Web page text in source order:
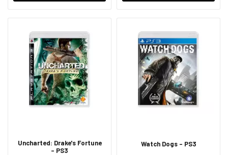
Uncharted: Drake's Fortune
- PS3
Watch Dogs - PS3